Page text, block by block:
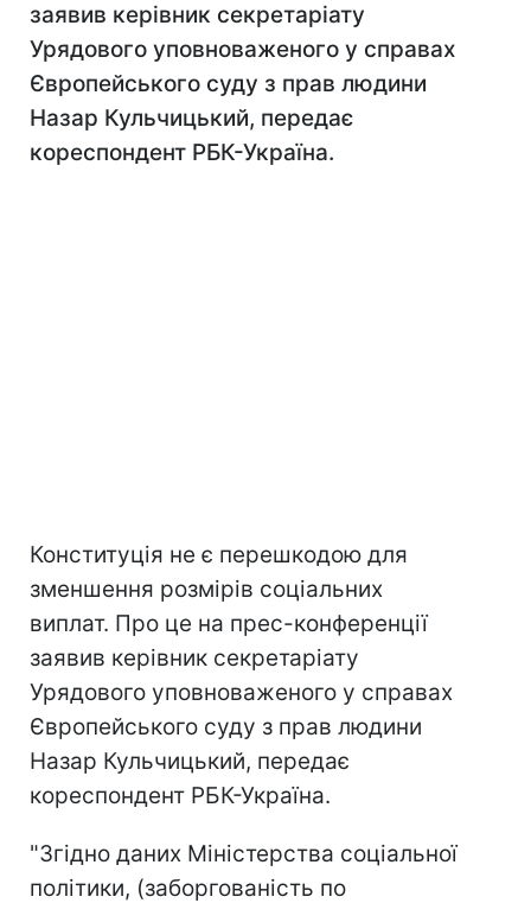
заявив керівник секретаріату
Урядового уповноваженого у справах
Європейського суду з прав людини
Назар Кульчицький, передає
кореспондент РБК-Україна.
Конституція не є перешкодою для
зменшення розмірів соціальних
виплат. Про це на прес-конференції
заявив керівник секретаріату
Урядового уповноваженого у справах
Європейського суду з прав людини
Назар Кульчицький, передає
кореспондент РБК-Україна.
"Згідно даних Міністерства соціальної
політики, (заборгованість по